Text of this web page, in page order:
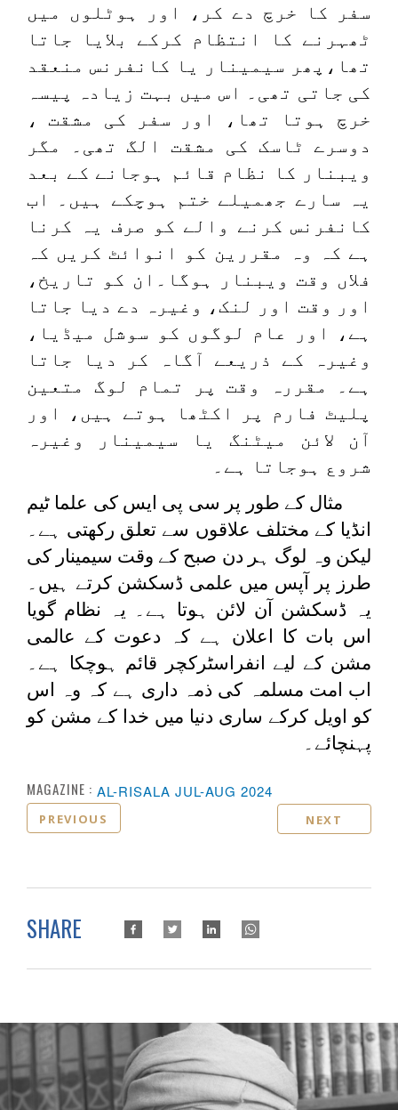
سفر کا خرچ دے کر، اور ہوٹلوں میں
ٹھہرنے کا انتظام کرکے بلایا جاتا
تھا،پھر سیمینار یا کانفرنس منعقد
کی جاتی تھی۔ اس میں بہت زیادہ پیسہ
خرچ ہوتا تھا، اور سفر کی مشقت ،
دوسرے ٹاسک کی مشقت الگ تھی۔ مگر
ویبنار کا نظام قائم ہوجانے کے بعد
یہ سارے جھمیلے ختم ہوچکے ہیں۔ اب
کانفرنس کرنے والے کو صرف یہ کرنا
ہے کہ وہ مقررین کو انوائٹ کریں کہ
فلاں وقت ویبنار ہوگا۔ان کو تاریخ،
اور وقت اور لنک، وغیرہ دے دیا جاتا
ہے، اور عام لوگوں کو سوشل میڈیا،
وغیرہ کے ذریعے آگاہ کر دیا جاتا
ہے۔ مقررہ وقت پر تمام لوگ متعین
پلیٹ فارم پر اکٹھا ہوتے ہیں، اور
آن لائن میٹنگ یا سیمینار وغیرہ
شروع ہوجاتا ہے۔
مثال کے طور پر سی پی ایس کی علما ٹیم
انڈیا کے مختلف علاقوں سے تعلق رکھتی ہے۔
لیکن وہ لوگ ہر دن صبح کے وقت سیمینار کی
طرز پر آپس میں علمی ڈسکشن کرتے ہیں۔
یہ ڈسکشن آن لائن ہوتا ہے۔ یہ نظام گویا
اس بات کا اعلان ہے کہ دعوت کے عالمی
مشن کے لیے انفراسٹرکچر قائم ہوچکا ہے۔
اب امت مسلمہ کی ذمہ داری ہے کہ وہ اس
کو اویل کرکے ساری دنیا میں خدا کے مشن کو
پہنچائے۔
MAGAZINE : AL-RISALA JUL-AUG 2024
PREVIOUS NEXT
SHARE